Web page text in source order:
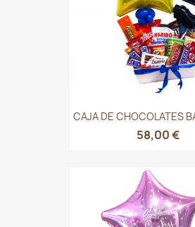
CAJA DE CHOCOLATES
58,00 €